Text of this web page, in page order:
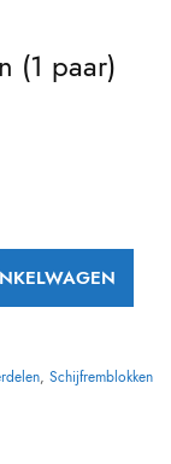
(1 paar)
, Schijfremblokken